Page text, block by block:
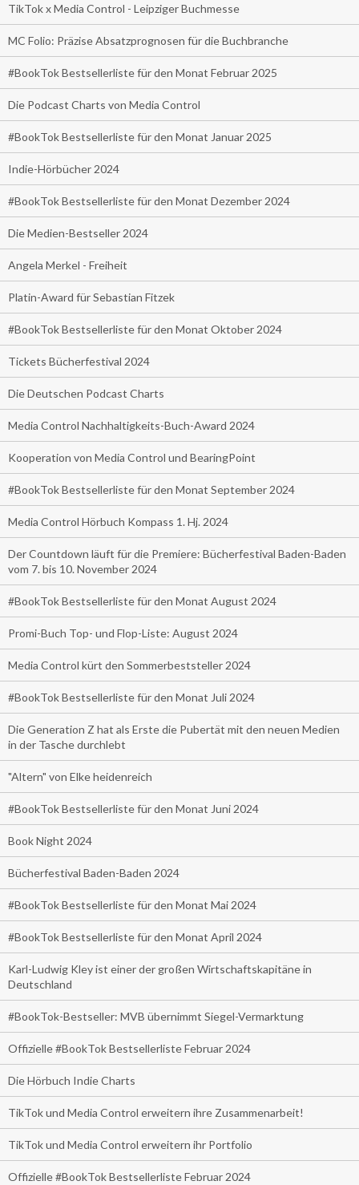
TikTok x Media Control - Leipziger Buchmesse
MC Folio: Präzise Absatzprognosen für die Buchbranche
#BookTok Bestsellerliste für den Monat Februar 2025
Die Podcast Charts von Media Control
#BookTok Bestsellerliste für den Monat Januar 2025
Indie-Hörbücher 2024
#BookTok Bestsellerliste für den Monat Dezember 2024
Die Medien-Bestseller 2024
Angela Merkel - Freiheit
Platin-Award für Sebastian Fitzek
#BookTok Bestsellerliste für den Monat Oktober 2024
Tickets Bücherfestival 2024
Die Deutschen Podcast Charts
Media Control Nachhaltigkeits-Buch-Award 2024
Kooperation von Media Control und BearingPoint
#BookTok Bestsellerliste für den Monat September 2024
Media Control Hörbuch Kompass 1. Hj. 2024
Der Countdown läuft für die Premiere: Bücherfestival Baden-Baden
vom 7. bis 10. November 2024
#BookTok Bestsellerliste für den Monat August 2024
Promi-Buch Top- und Flop-Liste: August 2024
Media Control kürt den Sommerbeststeller 2024
#BookTok Bestsellerliste für den Monat Juli 2024
Die Generation Z hat als Erste die Pubertät mit den neuen Medien
in der Tasche durchlebt
"Altern" von Elke heidenreich
#BookTok Bestsellerliste für den Monat Juni 2024
Book Night 2024
Bücherfestival Baden-Baden 2024
#BookTok Bestsellerliste für den Monat Mai 2024
#BookTok Bestsellerliste für den Monat April 2024
Karl-Ludwig Kley ist einer der großen Wirtschaftskapitäne in
Deutschland
#BookTok-Bestseller: MVB übernimmt Siegel-Vermarktung
Offizielle #BookTok Bestsellerliste Februar 2024
Die Hörbuch Indie Charts
TikTok und Media Control erweitern ihre Zusammenarbeit!
TikTok und Media Control erweitern ihr Portfolio
Offizielle #BookTok Bestsellerliste Februar 2024